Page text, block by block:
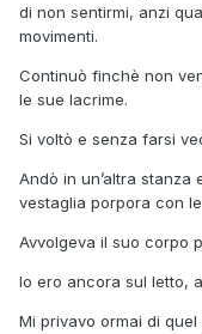
di non sentirmi, anzi
movimenti.
Continuò finchè non
le sue lacrime.
Si voltò e senza farsi
Andò in un’altra
vestaglia porpora con
Avvolgeva il suo corpo
Io ero ancora sul letto,
Mi privavo ormai di